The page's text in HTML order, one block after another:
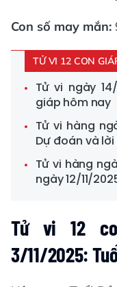
Con số may mắn:
TỬ VI 12 CON
Tử vi ngày
giáp hôm nay
Tử vi hàng
Dự đoán và lời
Tử vi hàng
ngày 12/11/
Tử vi 12
3/11/2025: